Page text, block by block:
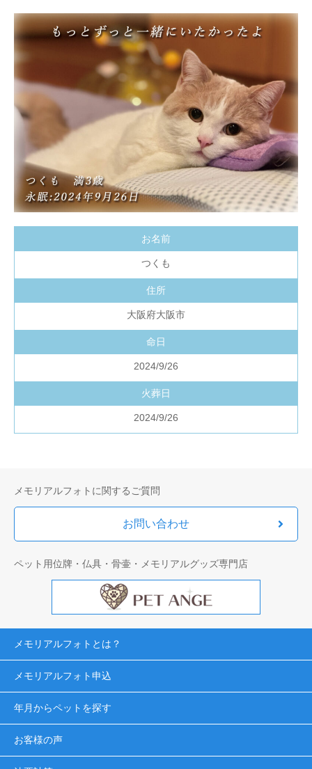
お名前
つくも
住所
大阪府大阪市
命日
2024/9/26
火葬日
2024/9/26
メモリアルフォトに関するご質問
お問い合わせ
ペット用位牌・仏具・骨壷・メモリアルグッズ専門店
メモリアルフォトとは？
メモリアルフォト申込
年月からペットを探す
お客様の声